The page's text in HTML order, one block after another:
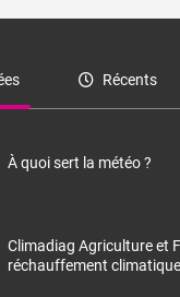
Récents
À quoi sert la météo ?
Climadiag Agriculture et
réchauffement climatique